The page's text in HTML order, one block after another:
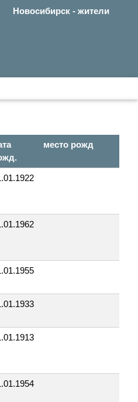
Новосибирск - жители
место рожд